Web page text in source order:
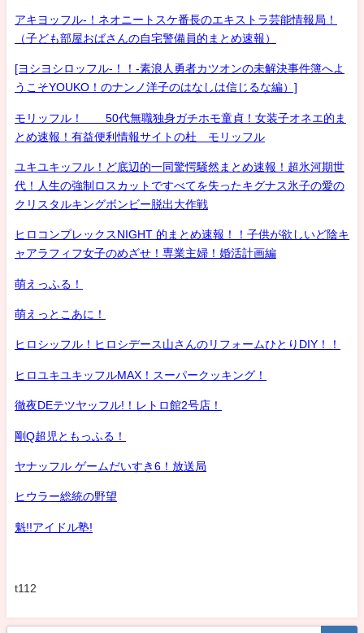
アキヨッフル-！ネオニートスケ番長のエキストラ芸能情報局！
（子ども部屋おばさんの自宅警備員的まとめ速報）
[ヨシヨシロッフル-！！-素浪人勇者カツオンの未解決事件簿へよ
うこそYOUKO！のナンノ洋子のはなしは信じるな編）]
モリッフル！ 50代無職独身ガチホモ童貞！女装子オネエ的ま
とめ速報！有益便利情報サイトの杜 モリッフル
ユキユキッフル！ど底辺的一同驚愕騒然まとめ速報！超氷河期世
代！人生の強制ロスカットですべてを失ったキグナス氷子の愛の
クリスタルキングボンビー脱出大作戦
ヒロコンプレックスNIGHT 的まとめ速報！！子供が欲しいど陰キ
ャアラフィフ女子のめざせ！専業主婦！婚活計画編
萌えっふる！
萌えっとこあに！
ヒロシッフル！ヒロシデース山さんのリフォームひとりDIY！！
ヒロユキユキッフルMAX！スーパークッキング！
徹夜DEテツヤッフル!！レトロ館2号店！
剛Q超児ともっふる！
ヤナッフル ゲームだいすき6！放送局
ヒウラー総統の野望
魁!!アイドル塾!
t112